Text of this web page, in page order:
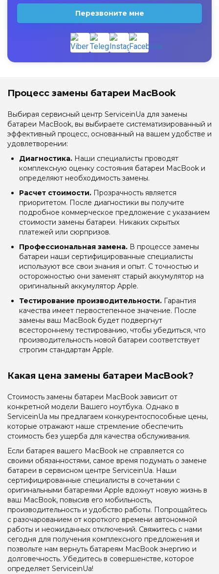
Перезвоните мне
Процесс замены батареи MacBook
Выбирая сервисный центр ServiceinUa для замены
батареи MacBook, вы выбираете систематизированный и
эффективный процесс, основанный на вашем удобстве и
удовлетворении:
Диагностика. Наши специалисты проводят
комплексную оценку состояния батареи MacBook и
определяют необходимость замены.
Расчет стоимости. Прозрачность является
приоритетом. После диагностики вы получите
подробное коммерческое предложение с указанием
стоимости замены батареи. Никаких скрытых
платежей или сюрпризов.
Профессиональная замена. В процессе замены
батареи наши сертифицированные специалисты
используют все свои знания и опыт. С точностью и
осторожностью они заменят старый аккумулятор на
оригинальный аккумулятор Apple.
Тестирование производительности. Гарантия
качества имеет первостепенное значение. После
замены ваш MacBook будет подвергнут
всестороннему тестированию, чтобы убедиться, что
производительность новой батареи соответствует
строгим стандартам Apple.
Какая цена замены батареи MacBook?
Стоимость замены батареи MacBook зависит от
конкретной модели Вашего ноутбука. Однако в
ServiceinUa мы предлагаем конкурентоспособные цены,
которые отражают наше стремление обеспечить
стоимость без ущерба для качества обслуживания.
Если батарея вашего MacBook не справляется со
своими обязанностями, самое время подумать о замене
батареи в сервисном центре ServiceinUa. Наши
сертифицированные специалисты в сочетании с
оригинальными батареями Apple вдохнут новую жизнь в
ваш MacBook, повысив его мобильность,
производительность и удобство работы. Попрощайтесь
с разочарованием от короткого времени автономной
работы и неожиданных отключений. Свяжитесь с нами
сегодня для получения комплексного предложения и
позвольте нам вернуть батареям MacBook энергию и
долговечность. Убедитесь в совершенстве, которое
определяет ServiceinUa!